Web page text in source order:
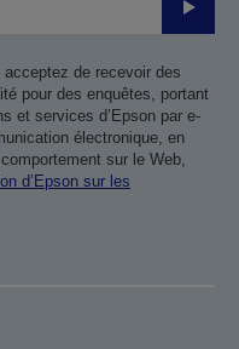
Valider
de recevoir des
pour des enquêtes, portant
et services d’Epson par e-
électronique, en
sur le Web,
d’Epson sur les